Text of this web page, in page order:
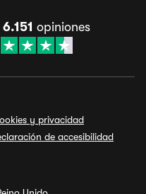
6.151 opiniones
y privacidad
de accesibilidad